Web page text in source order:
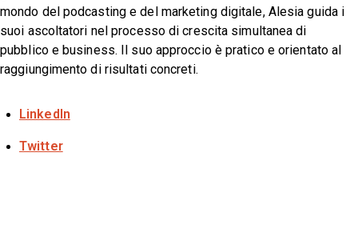
mondo del podcasting e del marketing digitale, Alesia guida i
suoi ascoltatori nel processo di crescita simultanea di
pubblico e business. Il suo approccio è pratico e orientato al
raggiungimento di risultati concreti.
LinkedIn
Twitter